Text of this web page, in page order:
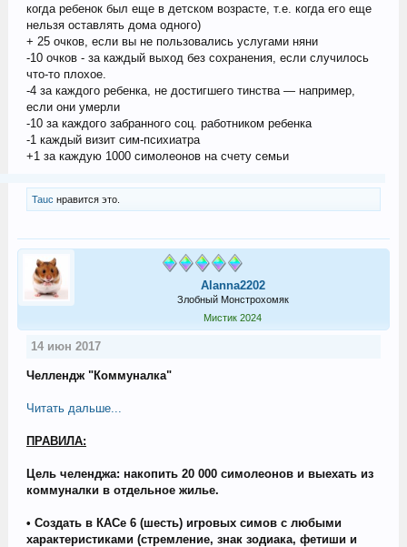
когда ребенок был еще в детском возрасте, т.е. когда его еще
нельзя оставлять дома одного)
+ 25 очков, если вы не пользовались услугами няни
-10 очков - за каждый выход без сохранения, если случилось
что-то плохое.
-4 за каждого ребенка, не достигшего тинства — например,
если они умерли
-10 за каждого забранного соц. работником ребенка
-1 каждый визит сим-психиатра
+1 за каждую 1000 симолеонов на счету семьи
Tauc нравится это.
Alanna2202
Злобный Монстрохомяк
Мистик 2024
14 июн 2017
Челлендж "Коммуналка"
Читать дальше...
ПРАВИЛА:
Цель челенджа: накопить 20 000 симолеонов и выехать из
коммуналки в отдельное жилье.
• Создать в КАСе 6 (шесть) игровых симов с любыми
характеристиками (стремление, знак зодиака, фетиши и